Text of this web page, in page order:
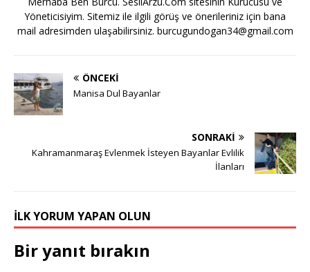
Yöneticisiyim. Sitemiz ile ilgili görüş ve önerileriniz için bana
mail adresimden ulaşabilirsiniz. burcugundogan34@gmail.com
ÖNCEKI
Manisa Dul Bayanlar
SONRAKI
Kahramanmaraş Evlenmek İsteyen Bayanlar Evlilik
İlanları
İLK YORUM YAPAN OLUN
Bir yanıt bırakın